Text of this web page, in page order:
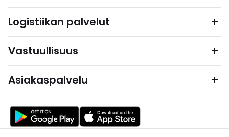
Logistiikan palvelut
Vastuullisuus
Asiakaspalvelu